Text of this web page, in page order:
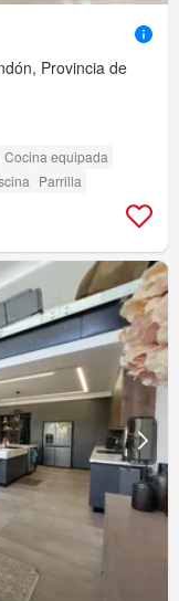
Provincia de
Cocina equipada
Parrilla